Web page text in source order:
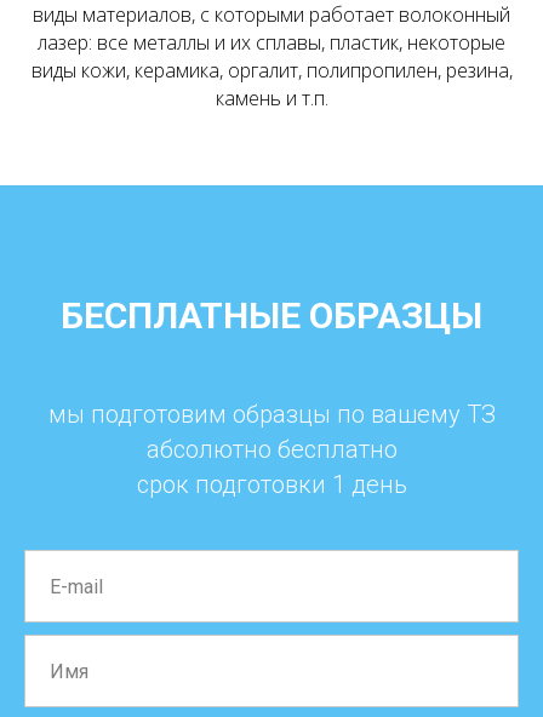
виды материалов, с которыми работает волоконный
лазер: все металлы и их сплавы, пластик, некоторые
виды кожи, керамика, оргалит, полипропилен, резина,
камень и т.п.
БЕСПЛАТНЫЕ ОБРАЗЦЫ
мы подготовим образцы по вашему ТЗ
абсолютно бесплатно
срок подготовки 1 день